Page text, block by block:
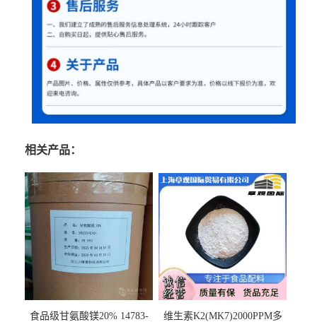
相关产品：
食品级甘氨酸镁20% 14783-
维生素K2(MK7)2000PPM多